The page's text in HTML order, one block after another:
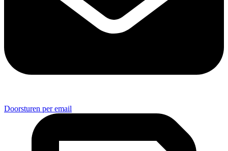
Doorsturen per email